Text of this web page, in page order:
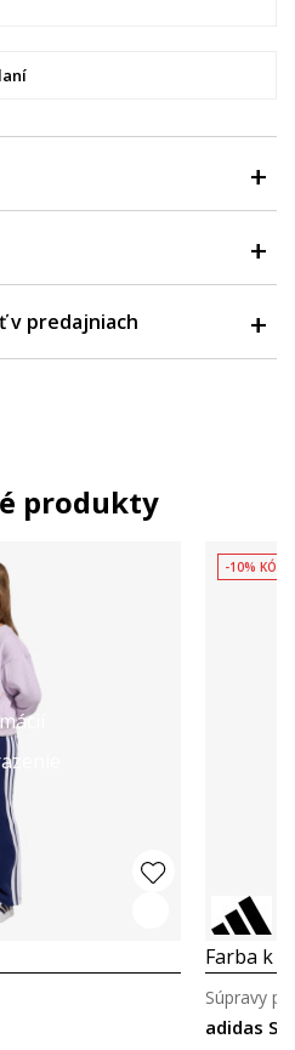
v predajniach
produkty
-10% KÓD:
Farba k
adidas
Súpravy